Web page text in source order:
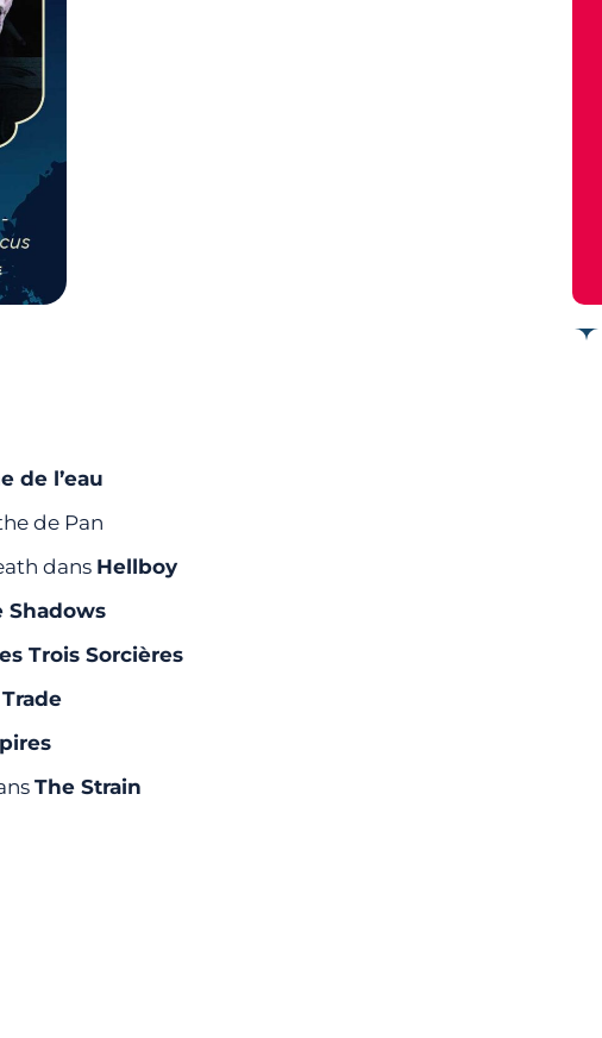
de l’eau
de Pan
dans Hellboy
Shadows
Trois Sorcières
The Strain